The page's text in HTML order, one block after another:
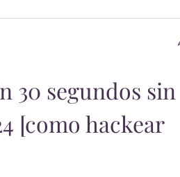
30 segundos sin
[como hackear